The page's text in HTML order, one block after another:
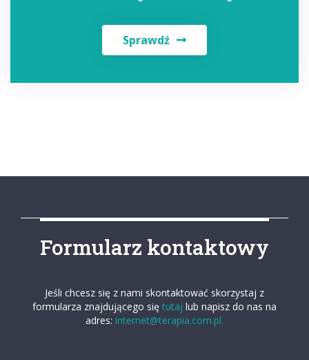
Sprawdź
Formularz kontaktowy
Jeśli chcesz się z nami skontaktować skorzystaj z
formularza znajdującego się tutaj lub napisz do nas na
adres: internet@terapia.com.pl.